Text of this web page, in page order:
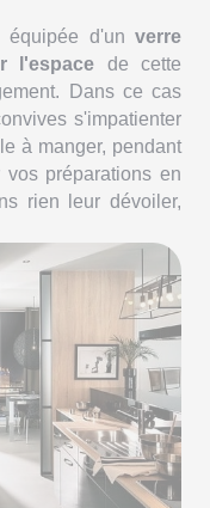
équipée d'unverre
l'espace de cette
Dans ce cas
s'impatienter
à manger, pendant
préparations en
rien leur dévoiler,